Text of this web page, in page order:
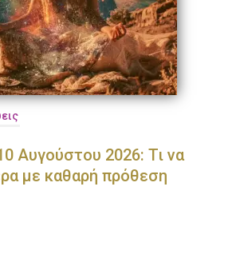
Αυγούστου 2026: Τι να
με καθαρή πρόθεση